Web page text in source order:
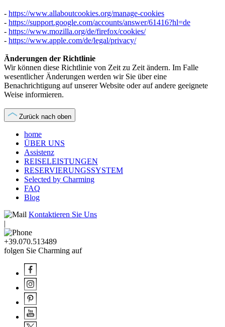
- https://www.allaboutcookies.org/manage-cookies
- https://support.google.com/accounts/answer/61416?hl=de
- https://www.mozilla.org/de/firefox/cookies/
- https://www.apple.com/de/legal/privacy/
Änderungen der Richtlinie
Wir können diese Richtlinie von Zeit zu Zeit ändern. Im Falle
wesentlicher Änderungen werden wir Sie über eine
Benachrichtigung auf unserer Website oder auf andere geeignete
Weise informieren.
Zurück nach oben
home
ÜBER UNS
Assistenz
REISELEISTUNGEN
RESERVIERUNGSSYSTEM
Selected by Charming
FAQ
Blog
Kontaktieren Sie Uns
|
+39.070.513489
folgen Sie Charming auf